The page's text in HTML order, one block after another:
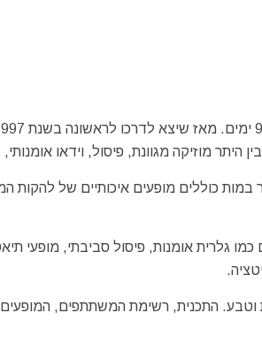
מוזיקה מגוונת, פיסול, וידאו אומנותי,
גלרית אומנות, פיסול סביבתי, מופעי
התכנית, רשימת המשתתפים, המופעים